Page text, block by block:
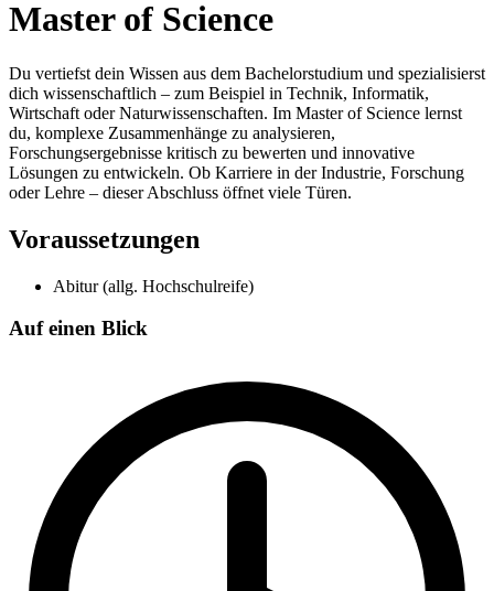
Master of Science
Du vertiefst dein Wissen aus dem Bachelorstudium und spezialisierst
dich wissenschaftlich – zum Beispiel in Technik, Informatik,
Wirtschaft oder Naturwissenschaften. Im Master of Science lernst
du, komplexe Zusammenhänge zu analysieren,
Forschungsergebnisse kritisch zu bewerten und innovative
Lösungen zu entwickeln. Ob Karriere in der Industrie, Forschung
oder Lehre – dieser Abschluss öffnet viele Türen.
Voraussetzungen
Abitur (allg. Hochschulreife)
Auf einen Blick